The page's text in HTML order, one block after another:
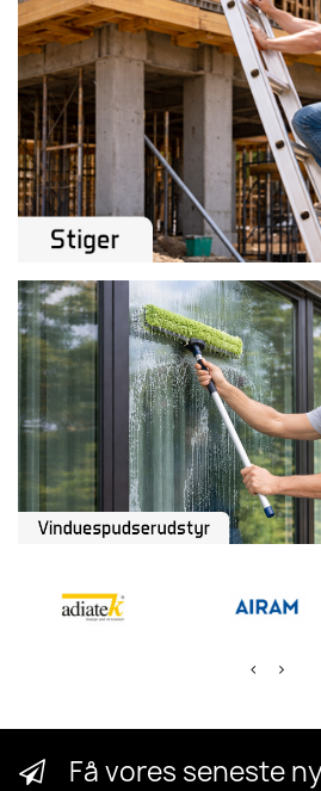
Få vores seneste